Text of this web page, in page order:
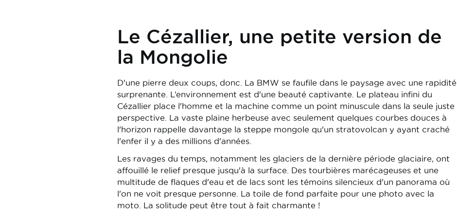
Le Cézallier, une petite version de
la Mongolie
D'une pierre deux coups, donc. La BMW se faufile dans le paysage avec une rapidité
surprenante. L’environnement est d'une beauté captivante. Le plateau infini du
Cézallier place l'homme et la machine comme un point minuscule dans la seule juste
perspective. La vaste plaine herbeuse avec seulement quelques courbes douces à
l'horizon rappelle davantage la steppe mongole qu'un stratovolcan y ayant craché
l'enfer il y a des millions d'années.
Les ravages du temps, notamment les glaciers de la dernière période glaciaire, ont
affouillé le relief presque jusqu'à la surface. Des tourbières marécageuses et une
multitude de flaques d'eau et de lacs sont les témoins silencieux d'un panorama où
l'on ne voit presque personne. La toile de fond parfaite pour une photo avec la
moto. La solitude peut être tout à fait charmante !